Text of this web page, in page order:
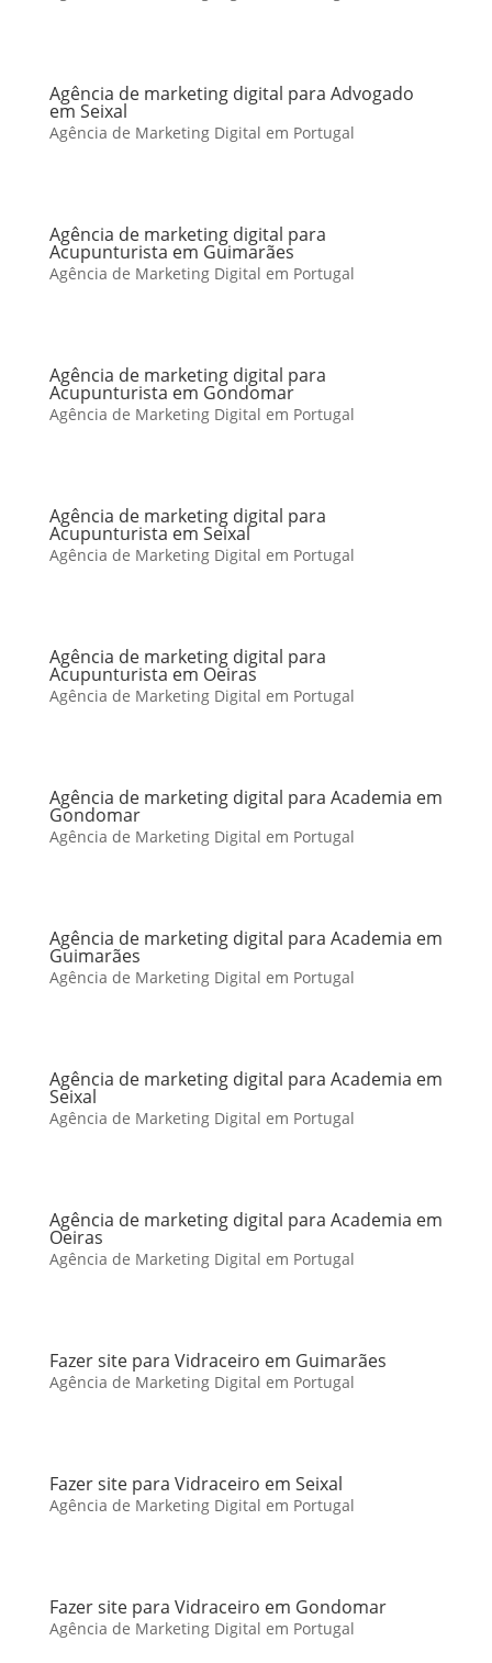
Agência de marketing digital para Advogado
em Seixal
Agência de Marketing Digital em Portugal
Agência de marketing digital para
Acupunturista em Guimarães
Agência de Marketing Digital em Portugal
Agência de marketing digital para
Acupunturista em Gondomar
Agência de Marketing Digital em Portugal
Agência de marketing digital para
Acupunturista em Seixal
Agência de Marketing Digital em Portugal
Agência de marketing digital para
Acupunturista em Oeiras
Agência de Marketing Digital em Portugal
Agência de marketing digital para Academia em
Gondomar
Agência de Marketing Digital em Portugal
Agência de marketing digital para Academia em
Guimarães
Agência de Marketing Digital em Portugal
Agência de marketing digital para Academia em
Seixal
Agência de Marketing Digital em Portugal
Agência de marketing digital para Academia em
Oeiras
Agência de Marketing Digital em Portugal
Fazer site para Vidraceiro em Guimarães
Agência de Marketing Digital em Portugal
Fazer site para Vidraceiro em Seixal
Agência de Marketing Digital em Portugal
Fazer site para Vidraceiro em Gondomar
Agência de Marketing Digital em Portugal